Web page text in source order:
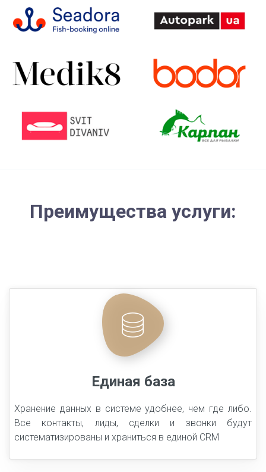
Преимущества услуги:
Единая база
Хранение данных в системе удобнее, чем где либо.
Все контакты, лиды, сделки и звонки будут
систематизированы и храниться в единой CRM